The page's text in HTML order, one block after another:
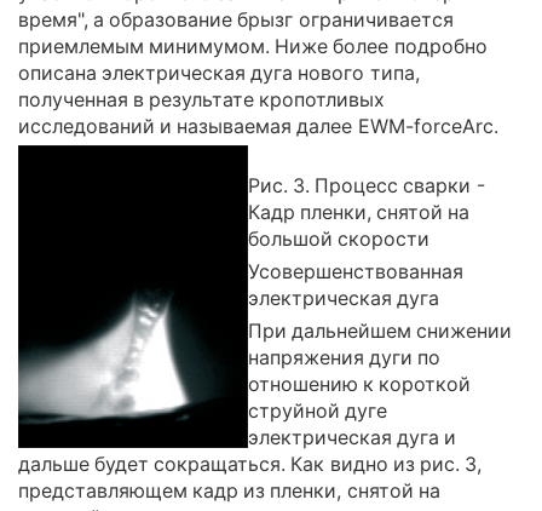
время", а образование брызг ограничивается
приемлемым минимумом. Ниже более подробно
описана электрическая дуга нового типа,
полученная в результате кропотливых
исследований и называемая далее EWM-forceArc.
Рис. 3. Процесс сварки -
Кадр пленки, снятой на
большой скорости
Усовершенствованная
электрическая дуга
При дальнейшем снижении
напряжения дуги по
отношению к короткой
cтруйной дуге
электрическая дуга и
дальше будет сокращаться. Как видно из рис. 3,
представляющем кадр из пленки, снятой на